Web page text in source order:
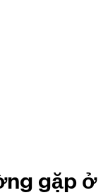
gặp ở